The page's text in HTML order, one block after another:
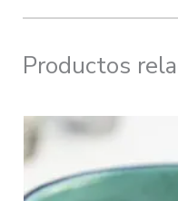
Productos